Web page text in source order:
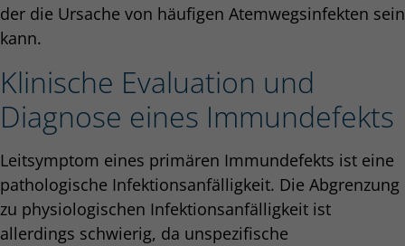
der die Ursache von häufigen Atemwegsinfekten sein
kann.
Klinische Evaluation und
Diagnose eines Immundefekts
Leitsymptom eines primären Immundefekts ist eine
pathologische Infektionsanfälligkeit. Die Abgrenzung
zu physiologischen Infektions­anfälligkeit ist
allerdings schwierig, da unspezifische